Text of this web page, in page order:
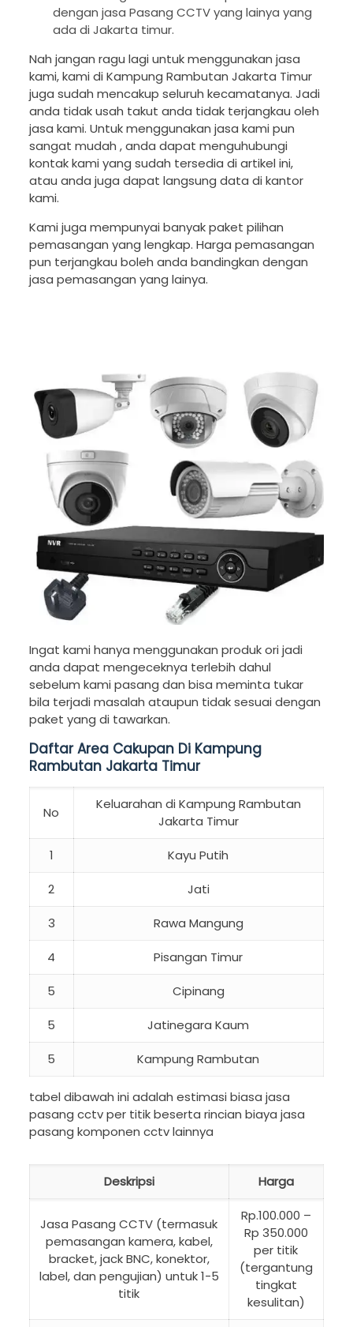
dengan jasa Pasang CCTV yang lainya yang
ada di Jakarta timur.
Nah jangan ragu lagi untuk menggunakan jasa
kami, kami di Kampung Rambutan Jakarta Timur
juga sudah mencakup seluruh kecamatanya. Jadi
anda tidak usah takut anda tidak terjangkau oleh
jasa kami. Untuk menggunakan jasa kami pun
sangat mudah , anda dapat menguhubungi
kontak kami yang sudah tersedia di artikel ini,
atau anda juga dapat langsung data di kantor
kami.
Kami juga mempunyai banyak paket pilihan
pemasangan yang lengkap. Harga pemasangan
pun terjangkau boleh anda bandingkan dengan
jasa pemasangan yang lainya.
Ingat kami hanya menggunakan produk ori jadi
anda dapat mengeceknya terlebih dahul
sebelum kami pasang dan bisa meminta tukar
bila terjadi masalah ataupun tidak sesuai dengan
paket yang di tawarkan.
Daftar Area Cakupan Di Kampung
Rambutan Jakarta Timur
No
Keluarahan di Kampung Rambutan
Jakarta Timur
1 Kayu Putih
2 Jati
3 Rawa Mangung
4 Pisangan Timur
5 Cipinang
5 Jatinegara Kaum
5 Kampung Rambutan
tabel dibawah ini adalah estimasi biasa jasa
pasang cctv per titik beserta rincian biaya jasa
pasang komponen cctv lainnya
Deskripsi Harga
Jasa Pasang CCTV (termasuk
pemasangan kamera, kabel,
bracket, jack BNC, konektor,
label, dan pengujian) untuk 1-5
titik
Rp.100.000 –
Rp 350.000
per titik
(tergantung
tingkat
kesulitan)